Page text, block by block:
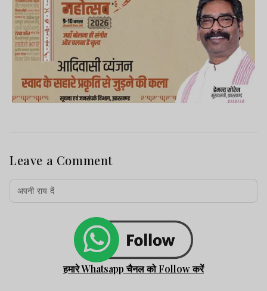
Leave a Comment
हमारे Whatsapp चैनल को Follow करें